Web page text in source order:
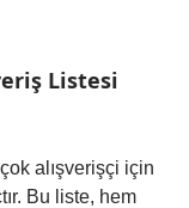
Listesi
alışverişçi için
Bu liste, hem